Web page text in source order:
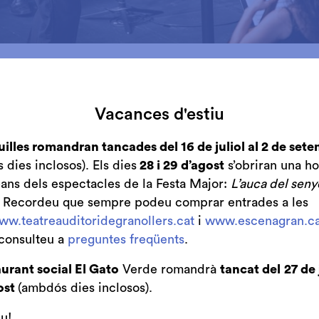
a les 17.30 h, una de les nostres formacions
oferirà el concert a l'Església de Sant Esteve de
Entre cel i terra'.
en la programació 'Música del Cel' organitzada
i celebra els 15 anys de l'orgue Josep Maria
de Nadal en benefici de Càritas.
Miserachs i Grau i comptarem amb Vicenç
de mà.
Vacances d'estiu
romandran tancades del 16 de juliol al 2 de
dies inclosos). Els dies 28 i 29 d’agost s’obriran una
dels espectacles de la Festa Major: L’auca del
Recordeu que sempre podeu comprar entrades a les
i
a preguntes freqüents.
social El Gato Verde romandrà tancat del 27 de
(ambdós dies inclosos).